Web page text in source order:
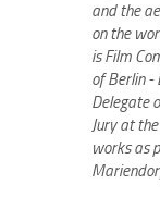
and the
on the
is Film
of Berlin -
Delegate
Jury at
works as